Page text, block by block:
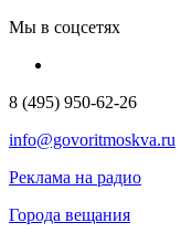
Мы в соцсетях
8 (495) 950-62-26
info@govoritmoskva.ru
Реклама на радио
Города вещания